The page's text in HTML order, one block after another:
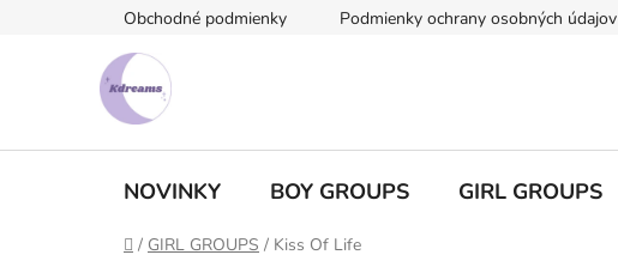
Obchodné podmienky Podmienky ochrany osobných údajov
NOVINKY BOY GROUPS GIRL GROUPS
Domov
/ GIRL GROUPS / Kiss Of Life